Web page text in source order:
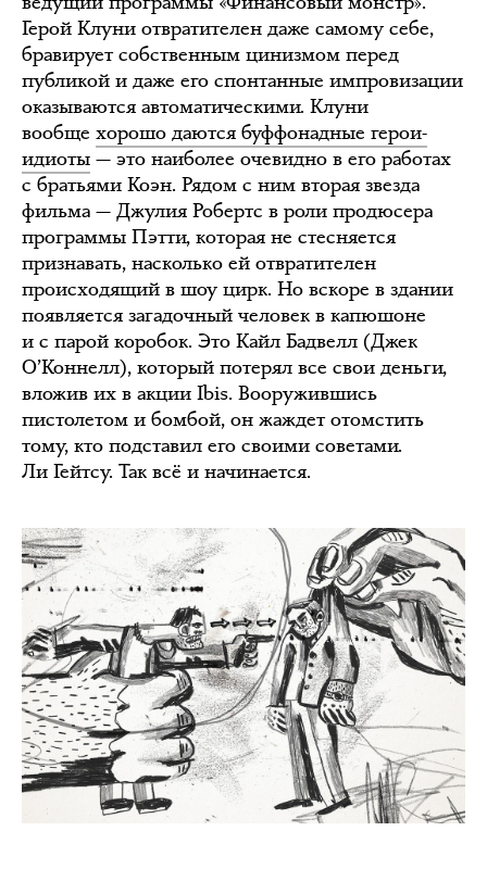
Герой Клуни отвратителен даже самому себе,
бравирует собственным цинизмом перед
публикой и даже его спонтанные импровизации
оказываются автоматическими. Клуни
вообще хорошо даются буффонадные герои-
идиоты — это наиболее очевидно в его работах
с братьями Коэн. Рядом с ним вторая звезда
фильма — Джулия Робертс в роли продюсера
программы Пэтти, которая не стесняется
признавать, насколько ей отвратителен
происходящий в шоу цирк. Но вскоре в здании
появляется загадочный человек в капюшоне
и с парой коробок. Это Кайл Бадвелл (Джек
О’Коннелл), который потерял все свои деньги,
вложив их в акции Ibis. Вооружившись
пистолетом и бомбой, он жаждет отомстить
тому, кто подставил его своими советами.
Ли Гейтсу. Так всё и начинается.